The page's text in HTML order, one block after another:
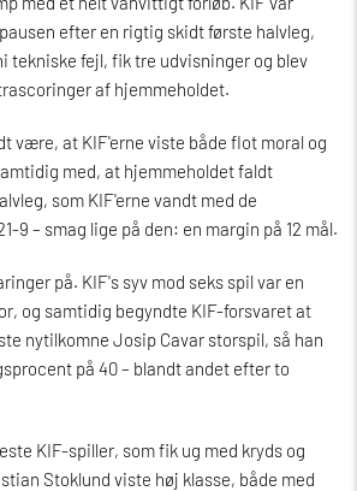
efter en rigtig skidt første halvleg,
tekniske fejl, fik tre udvisninger og blev
af hjemmeholdet.
være, at KIF'erne viste både flot moral og
med, at hjemmeholdet faldt
som KIF'erne vandt med de
9 – smag lige på den: en margin på 12 mål.
på. KIF's syv mod seks spil var en
og samtidig begyndte KIF-forsvaret at
nytilkomne Josip Cavar storspil, så han
på 40 – blandt andet efter to
KIF-spiller, som fik ug med kryds og
Stoklund viste høj klasse, både med